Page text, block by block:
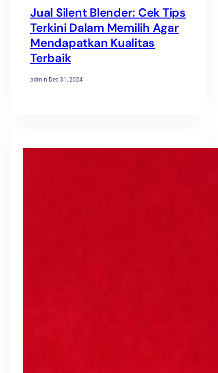
Jual Silent Blender: Cek Tips
Terkini Dalam Memilih Agar
Mendapatkan Kualitas
Terbaik
admin·Dec 31, 2024